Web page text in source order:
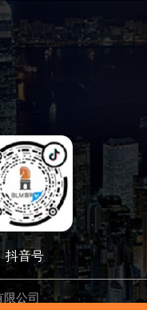
抖音号
限公司